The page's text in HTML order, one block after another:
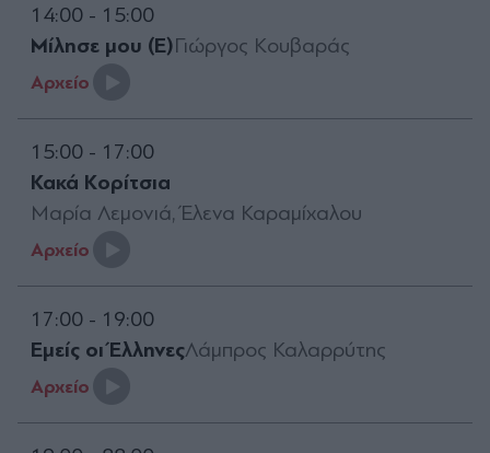
14:00 - 15:00
Μίλησε μου (Ε)Γιώργος Κουβαράς
Aρχείο
15:00 - 17:00
Κακά Κορίτσια
Μαρία Λεμονιά, Έλενα Καραμίχαλου
Aρχείο
17:00 - 19:00
Εμείς οι ΈλληνεςΛάμπρος Καλαρρύτης
Aρχείο